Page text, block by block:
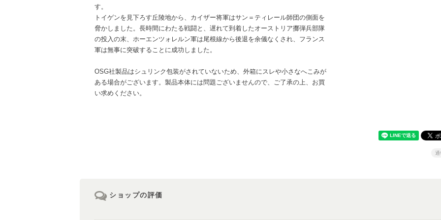
す。
トイゲンを見下ろす丘陵地から、カイザー将軍はサン＝ティレール師団の側面を
脅かしました。長時間にわたる戦闘と、遅れて到着したオーストリア擲弾兵部隊
の投入の末、ホーエンツォレルン軍は尾根線から後退を余儀なくされ、フランス
軍は無事に突破することに成功しました。
OSG社製品はシュリンク包装がされていないため、外箱にスレや小さなへこみが
ある場合がございます。製品本体には問題ございませんので、ご了承の上、お買
い求めください。
通
ショップの評価